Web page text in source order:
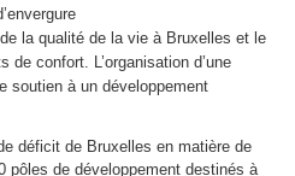
de la qualité de la vie à Bruxelles et le
de confort.
L’organisation d’une
Le soutien à un développement
déficit de Bruxelles en matière de
pôles de développement destinés à